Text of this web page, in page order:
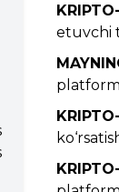
etuvchi